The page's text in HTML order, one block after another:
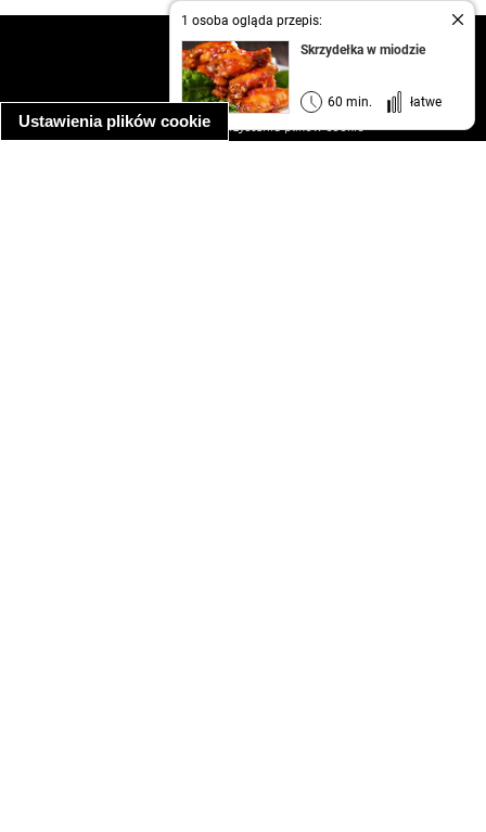
Ustawienia plików cookie
1 osoba ogląda przepis:
Skrzydełka w miodzie
60 min. łatwe
kontakt
regulamin
informacja o prywatności
informacja o wykorzystaniu plików cookie